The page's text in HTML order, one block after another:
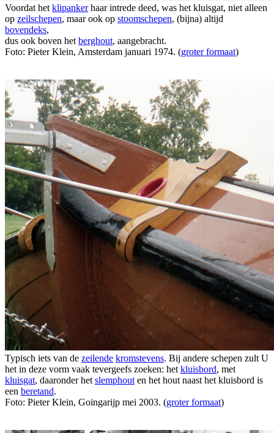
Voordat het klipankerhaar intrede deed, was het kluisgat, niet alleen
op zeilschepen, maar ook op stoomschepen, (bijna) altijd
bovendeks,
dus ook boven het berghout, aangebracht.
Foto: Pieter Klein, Amsterdam januari 1974. (groter formaat)
Typisch iets van de zeilende kromstevens. Bij andere schepen zult U
het in deze vorm vaak tevergeefs zoeken: het kluisbord, met
kluisgat, daaronder het slemphout en het hout naast het kluisbord is
een beretand.
Foto: Pieter Klein, Goingarijp mei 2003. (groter formaat)